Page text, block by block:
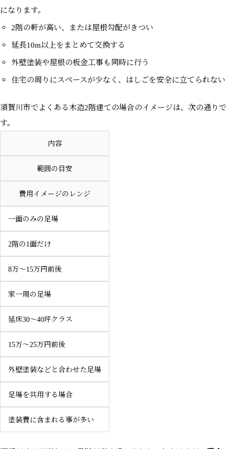
になります。
2階の軒が高い、または屋根勾配がきつい
延長10m以上をまとめて交換する
外壁塗装や屋根の板金工事も同時に行う
住宅の周りにスペースが少なく、はしごを安全に立てられない
須賀川市でよくある木造2階建ての場合のイメージは、次の通りで
す。
内容
範囲の目安
費用イメージのレンジ
一面のみの足場
2階の1面だけ
8万〜15万円前後
家一周の足場
延床30〜40坪クラス
15万〜25万円前後
外壁塗装などと合わせた足場
足場を共用する場合
塗装費に含まれる事が多い